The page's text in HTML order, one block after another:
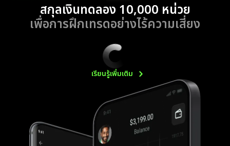
สกุลเงินทดลอง 10,000 หน่วย
เพื่อการฝึกเทรดอย่างไร้ความเสี่ยง
เรียนรู้เพิ่มเติม